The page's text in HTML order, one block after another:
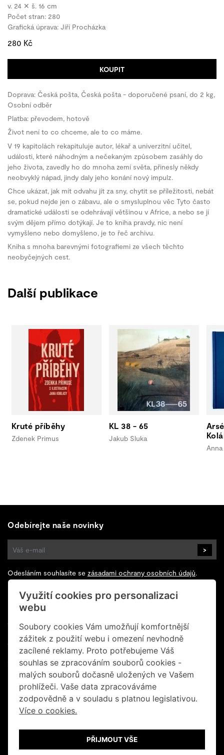
v. 24 ✕ š. 16 cm
Počet stran: 280
Grafická úprava: Jiří Procházka
280 Kč
KOUPIT
Doprava: Česká pošta, Česká pošta - doporučené psaní, do 2 kg,
Osobní odběr
Platba: převodem, hotově
Život není to co chceme, ale to co máme.
V 19 kapitolách rekapituluje autor, lékař a univerzitní učitel,
události, které náhodným a nečekaným způsobem zasáhly do
jeho života, zavedly ho do mnoha zemí světa, přinesly někdy
neobvyklý nápad, jindy daly jeho konání nový impulz.
Chce ukázat, jak mít odvahu jít za sny, chytit se příležitosti, nebát
se, pokud nejde jen o zábavu, ale o smysluplnou věc Tyto často
dramatické události se odehrávají většinou v Africe, a nebo se jí
svým dějem přímo dotýkají. Je to kniha pravdy, nic není
vymyšleno nebo domyšleno, je to řeč archivu.
Kniha s mnoha barevnými fotografiemi ze všech těchto
neobyčejných cest.
Další publikace
Kruté příběhy
Zdenek Primus
KL 38 - 65
Jakub Sluka
Odebírejte naše novinky
>
Odesláním souhlasíte se zásadami ochrany osobních údajů.
Sledujte nás na Facebooku
+420 602 200 928
+420 702 131 673
info@retrogallery.cz
Informace o cookies
Obchodní podmínky
Využití cookies pro personalizaci
webu
Soubory cookies Vám umožňují komfortnější
zážitek z použití webu i omezení nevhodně
zacílené reklamy. Proto potřebujeme Váš
souhlas se zpracováním souborů cookies -
malých souborů dočasně uložených ve Vašem
prohlížeči. Vaše data zpracováváme
zodpovědně a v souladu s platnou legislativou.
Více o cookies.
PŘIJMOUT VŠE